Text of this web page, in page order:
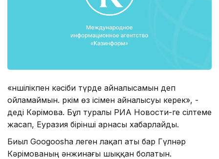
«Әншілікпен кәсіби түрде айналысамын деп
ойламаймын. Әркім өз ісімен айналысуы керек», -
деді Кәрімова. Бұл туралы РИА Новости-ге сілтеме
жасап, Еуразия бірінші арнасы хабарлайды.
Биыл Googoosha леген лақап аты бар Гүлнәр
Кәрімованың әнжинағы шыққан болатын.